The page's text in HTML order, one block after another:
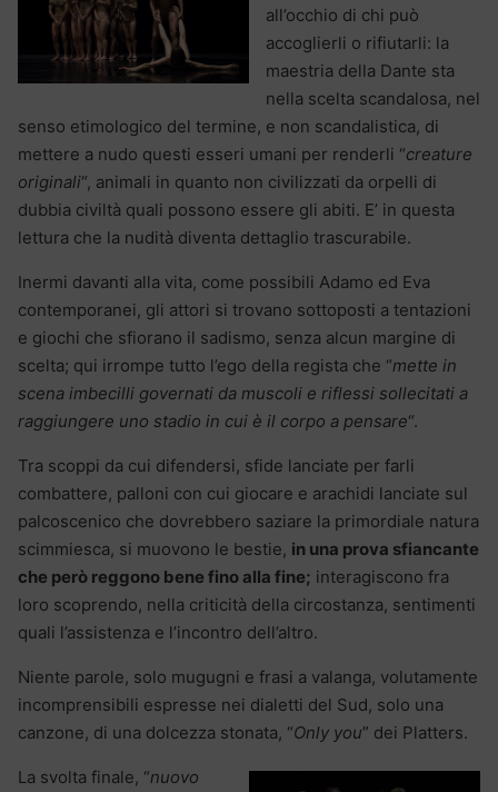
all’occhio di chi può
accoglierli o rifiutarli: la
maestria della Dante sta
nella scelta scandalosa, nel
senso etimologico del termine, e non scandalistica, di
mettere a nudo questi esseri umani per renderli “creature
originali“, animali in quanto non civilizzati da orpelli di
dubbia civiltà quali possono essere gli abiti. E’ in questa
lettura che la nudità diventa dettaglio trascurabile.
Inermi davanti alla vita, come possibili Adamo ed Eva
contemporanei, gli attori si trovano sottoposti a tentazioni
e giochi che sfiorano il sadismo, senza alcun margine di
scelta; qui irrompe tutto l’ego della regista che “mette in
scena imbecilli governati da muscoli e riflessi sollecitati a
raggiungere uno stadio in cui è il corpo a pensare“.
Tra scoppi da cui difendersi, sfide lanciate per farli
combattere, palloni con cui giocare e arachidi lanciate sul
palcoscenico che dovrebbero saziare la primordiale natura
scimmiesca, si muovono le bestie, in una prova sfiancante
che però reggono bene fino alla fine; interagiscono fra
loro scoprendo, nella criticità della circostanza, sentimenti
quali l’assistenza e l’incontro dell’altro.
Niente parole, solo mugugni e frasi a valanga, volutamente
incomprensibili espresse nei dialetti del Sud, solo una
canzone, di una dolcezza stonata, “Only you” dei Platters.
La svolta finale, “nuovo